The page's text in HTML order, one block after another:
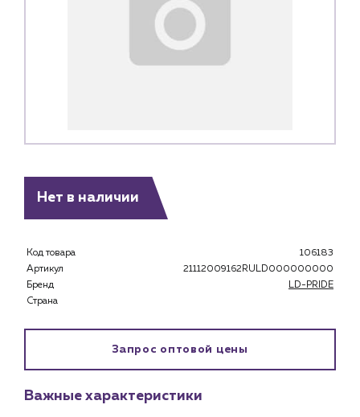
Снабженцам и подрядным организациям
Нет в наличии
Код товара
106183
Артикул
21112009162RULD000000000
Бренд
LD-PRIDE
Страна
Запрос оптовой цены
Важные характеристики